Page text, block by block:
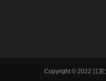
Copyright © 2022 江